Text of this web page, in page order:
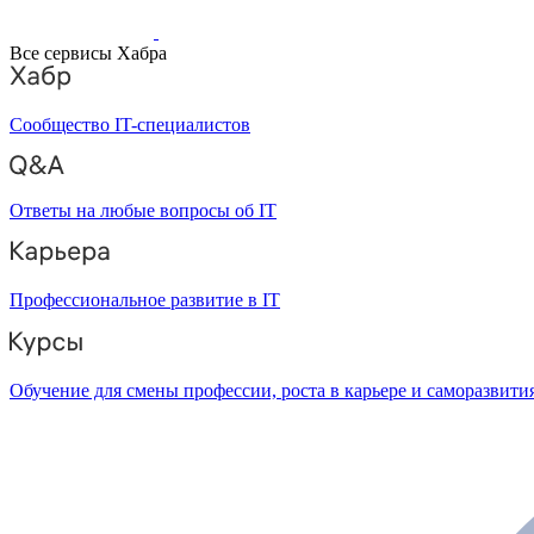
Все сервисы Хабра
Сообщество IT-специалистов
Ответы на любые вопросы об IT
Профессиональное развитие в IT
Обучение для смены профессии, роста в карьере и